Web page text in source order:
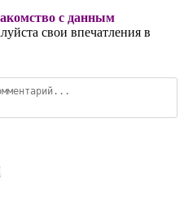
с данным
свои впечатления в